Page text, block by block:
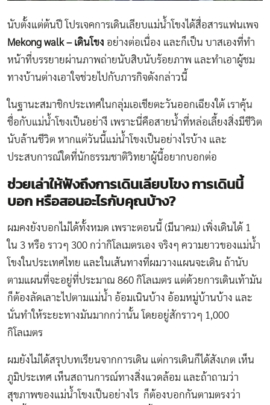
นับตั้งแต่ต้นปี โปรเจคการเดินเลียบแม่น้ำโขงได้สื่อสารแฟนเพจ
Mekong walk – เดินโขง อย่างต่อเนื่อง และก็เป็น บาสเองที่ทำ
หน้าที่บรรยายผ่านภาพถ่ายนับสิบนับร้อยภาพ และทำเอาผู้ชม
ทางบ้านต่างเอาใจช่วยไปกับภารกิจดังกล่าวนี้
ในฐานะสมาชิกประเทศในกลุ่มเอเชียตะวันออกเฉียงใต้ เราคุ้น
ชื่อกับแม่น้ำโขงเป็นอย่างี เพราะนี่คือสายน้ำที่หล่อเลี้ยงสิ่งมีชีวิต
นับล้านชีวิต หากแต่วันนี้แม่น้ำโขงเป็นอย่างไรบ้าง และ
ประสบการณ์ใดที่นักธรรมชาติวิทยาผู้นี้อยากบอกต่อ
ช่วยเล่าให้ฟังถึงการเดินเลียบโขง การเดินนี้
บอก หรือสอนอะไรกับคุณบ้าง?
ผมคงยังบอกไม่ได้ทั้งหมด เพราะตอนนี้ (มีนาคม) เพิ่งเดินได้ 1
ใน 3 หรือ ราวๆ 300 กว่ากิโลเมตรเอง จริงๆ ความยาวของแม่น้ำ
โขงในประเทศไทย และในเส้นทางที่ผมวางแผนจะเดิน ถ้านับ
ตามแผนที่จะอยู่ที่ประมาณ 860 กิโลเมตร แต่ด้วยการเดินเท้ามัน
ก็ต้องลัดเลาะไปตามแม่น้ำ อ้อมเนินบ้าง อ้อมหมู่บ้านบ้าง และ
นั่นทำให้ระยะทางมันมากกว่านั้น โดยอยู่สักราวๆ 1,000
กิโลเมตร
ผมยังไม่ได้สรุปบทเรียนจากการเดิน แต่การเดินก็ได้สังเกต เห็น
ภูมิประเทศ เห็นสถานการณ์ทางสิ่งแวดล้อม และถ้าถามว่า
สุขภาพของแม่น้ำโขงเป็นอย่างไร ก็ต้องบอกกันตามตรงว่า